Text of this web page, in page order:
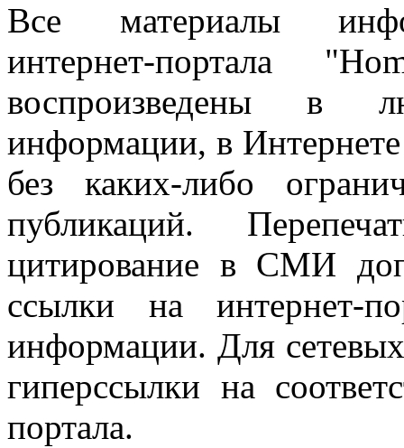
Все материалы
интернет-портала
воспроизведены в
информации, в
без каких-либо
публикаций.
цитирование в СМИ
ссылки на интернет-
информации. Для
гиперссылки на
портала.